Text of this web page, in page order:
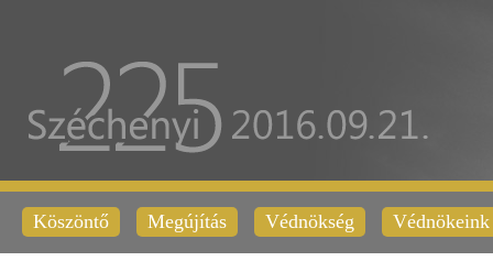
Köszöntő Megújítás Védnökség Védnökeink